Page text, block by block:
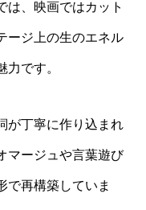
は、映画ではカット
ージ上の生のエネル
です。
が丁寧に作り込まれ
マージュや言葉遊び
で再構築していま